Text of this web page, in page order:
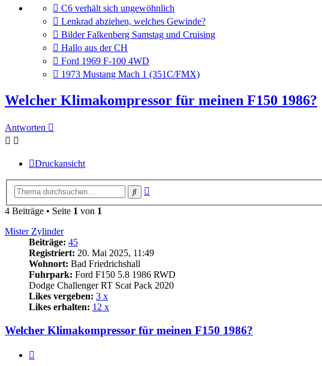
Gehe
zum
letzten
Beitrag
C6 verhält sich ungewöhnlich
Gehe
zum
letzten
Beitrag
Lenkrad abziehen, welches Gewinde?
Gehe
zum
letzten
Beitrag
Bilder Falkenberg Samstag und Cruising
Gehe
zum
letzten
Beitrag
Hallo aus der CH
Gehe
zum
letzten
Ford 1969 F-100 4WD
Gehe
letzten
Beitrag
1973 Mustang Mach 1 (351C/FMX)
Welcher Klimakompressor für meinen F150 1986?
Antworten
Druckansicht
Suche
4 Beiträge • Seite 1 von 1
Mister Zylinder
Beiträge: 45
Registriert: 20. Mai 2025, 11:49
Wohnort: Bad Friedrichshall
Fuhrpark: Ford F150 5.8 1986 RWD
Dodge Challenger RT Scat Pack 2020
Likes vergeben: 3 x
Likes erhalten: 12 x
Welcher Klimakompressor für meinen F150 1986?